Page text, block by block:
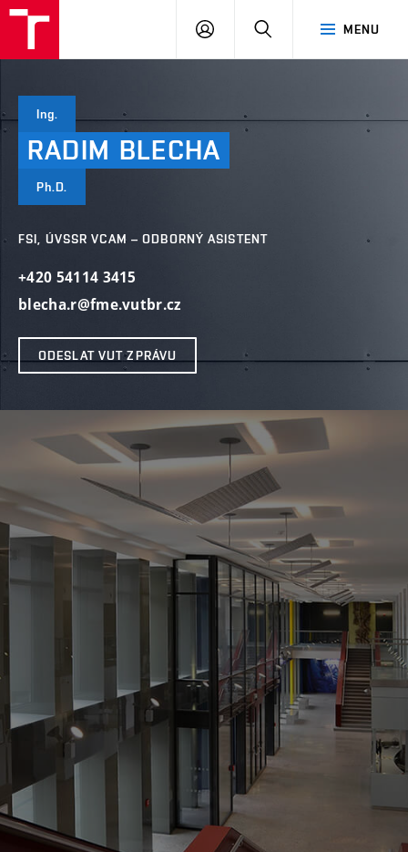
MENU
PŘIHLÁSIT
Ing.
RADIM BLECHA
Ph.D.
FSI, ÚVSSR VCAM – ODBORNÝ ASISTENT
+420 54114 3415
blecha.r@fme.vutbr.cz
ODESLAT VUT ZPRÁVU